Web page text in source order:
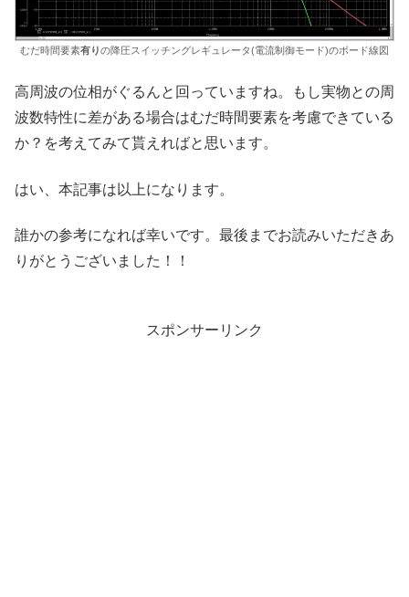
むだ時間要素有りの降圧スイッチングレギュレータ(電流制御モード)のボード線図
高周波の位相がぐるんと回っていますね。もし実物との周
波数特性に差がある場合はむだ時間要素を考慮できている
か？を考えてみて貰えればと思います。
はい、本記事は以上になります。
誰かの参考になれば幸いです。最後までお読みいただきあ
りがとうございました！！
スポンサーリンク